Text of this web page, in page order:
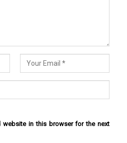
website in this browser for the next